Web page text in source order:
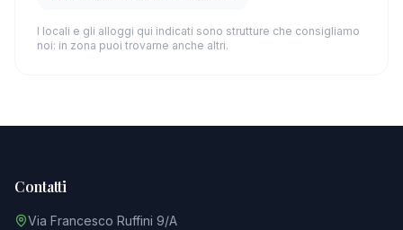
I locali e gli alloggi qui indicati sono strutture che consigliamo
noi: in zona puoi trovarne anche altri.
Contatti
Via Francesco Ruffini 9/A